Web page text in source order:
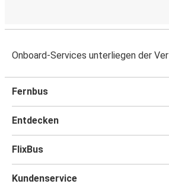
Onboard-Services unterliegen der
Fernbus
Entdecken
FlixBus
Kundenservice